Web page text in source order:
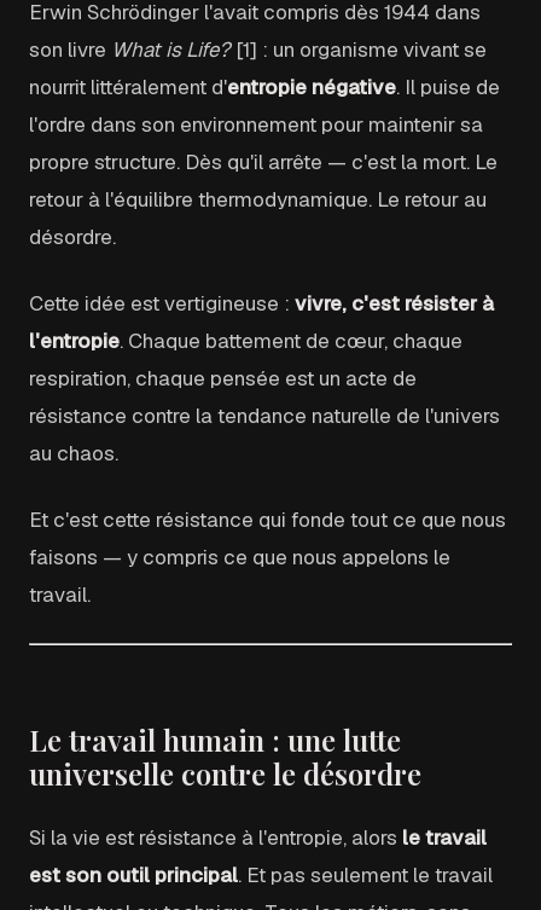
Erwin Schrödinger l'avait compris dès 1944 dans
son livre What is Life?[1] : un organisme vivant se
nourrit littéralement d'entropie négative. Il puise de
l'ordre dans son environnement pour maintenir sa
propre structure. Dès qu'il arrête — c'est la mort. Le
retour à l'équilibre thermodynamique. Le retour au
désordre.
Cette idée est vertigineuse : vivre, c'est résister à
l'entropie. Chaque battement de cœur, chaque
respiration, chaque pensée est un acte de
résistance contre la tendance naturelle de l'univers
au chaos.
Et c'est cette résistance qui fonde tout ce que nous
faisons — y compris ce que nous appelons le
travail.
Le travail humain : une lutte
universelle contre le désordre
Si la vie est résistance à l'entropie, alors le travail
est son outil principal. Et pas seulement le travail